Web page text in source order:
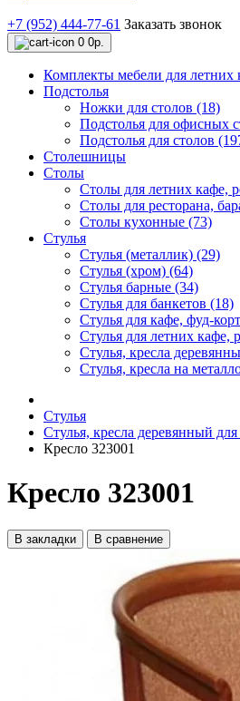
+7 (952) 444-77-61 Заказать звонок
0 0р.
Комплекты мебели для летних
Подстолья
Ножки для столов (18)
Подстолья для офисных
Подстолья для столов
Столешницы
Столы
Столы для летних кафе,
Столы для ресторана,
Столы кухонные (73)
Стулья
Стулья (металлик) (29)
Стулья (хром) (64)
Стулья барные (34)
Стулья для банкетов (18)
Стулья для кафе, фуд-
Стулья для летних кафе,
Стулья, кресла
Стулья, кресла на
Стулья
Стулья, кресла деревянный для
Кресло 323001
Кресло 323001
В закладки В сравнение